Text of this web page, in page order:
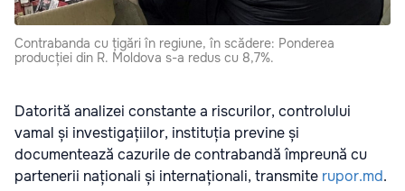
Contrabanda cu țigări în regiune, în scădere: Ponderea
producției din R. Moldova s-a redus cu 8,7%.
Datorită analizei constante a riscurilor, controlului
vamal și investigațiilor, instituția previne și
documentează cazurile de contrabandă împreună cu
partenerii naționali și internaționali, transmite rupor.md.